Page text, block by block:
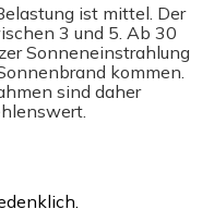
ist mittel. Der
3 und 5. Ab 30
Sonneneinstrahlung
kommen.
sind daher